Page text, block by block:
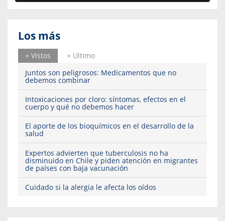
Los más
+ Vistos
+ Ultimo
Juntos son peligrosos: Medicamentos que no
debemos combinar
Intoxicaciones por cloro: síntomas, efectos en el
cuerpo y qué no debemos hacer
El aporte de los bioquímicos en el desarrollo de la
salud
Expertos advierten que tuberculosis no ha
disminuido en Chile y piden atención en migrantes
de países con baja vacunación
Cuidado si la alergia le afecta los oídos